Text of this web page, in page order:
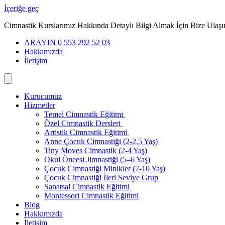
İçeriğe geç
Cimnastik Kurslarımız Hakkında Detaylı Bilgi Almak İçin Bize
ARAYIN 0 553 292 52 03
Hakkımızda
İletişim
Kurucumuz
Hizmetler
Temel Cimnastik Eğitimi
Özel Cimnastik Dersleri
Artistik Cimnastik Eğitimi
Anne Çocuk Cimnastiği (2-2,5 Yaş)
Tiny Moves Cimnastik (2-4 Yaş)
Okul Öncesi Jimnastiği (5–6 Yaş)
Çocuk Cimnastiği Minikler (7-10 Yaş)
Çocuk Cimnastiği İleri Seviye Grup
Sanatsal Cimnastik Eğitimi
Montessori Cimnastik Eğitimi
Blog
Hakkımızda
İletişim